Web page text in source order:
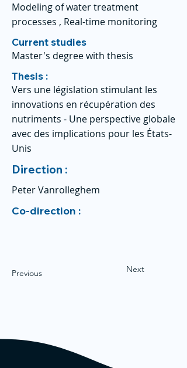
Modeling of water treatment
processes , Real-time monitoring
Current studies
Master's degree with thesis
Thesis :
Vers une législation stimulant les
innovations en récupération des
nutriments - Une perspective globale
avec des implications pour les États-
Unis
Direction :
Peter Vanrolleghem
Co-direction :
Previous Next